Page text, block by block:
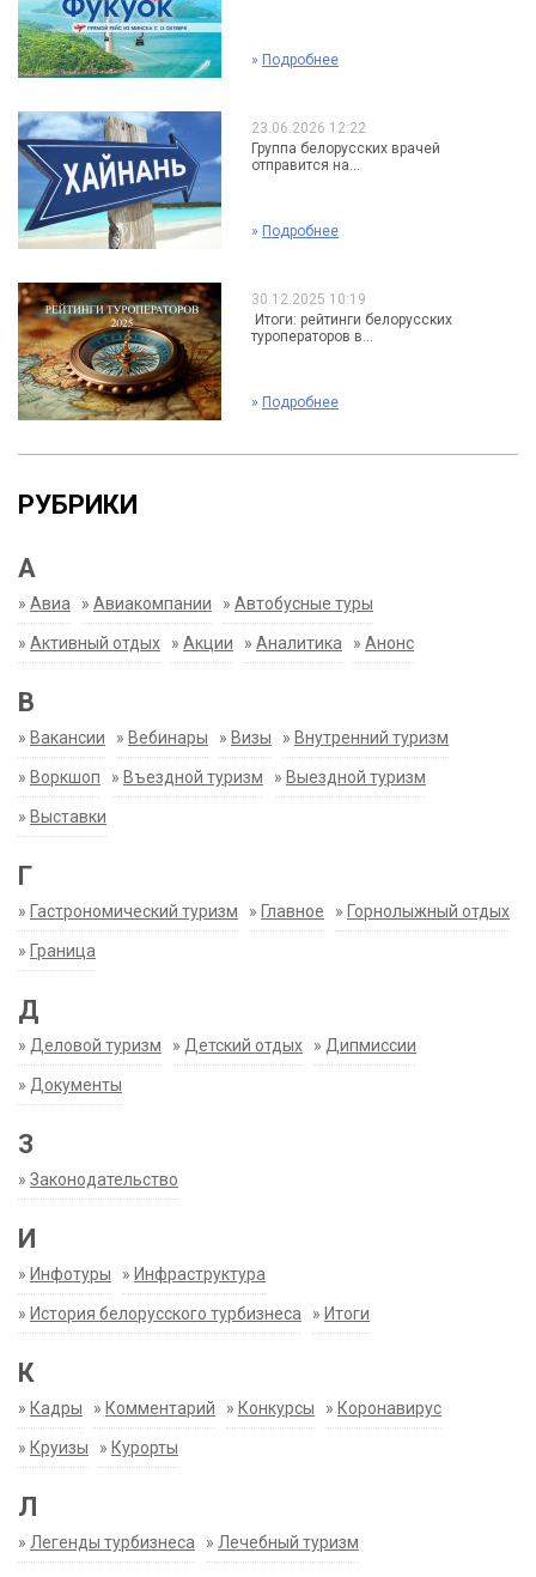
» Подробнее
23.06.2026 12:22
Группа белорусских врачей
отправится на...
» Подробнее
30.12.2025 10:19
Итоги: рейтинги белорусских
туроператоров в...
» Подробнее
РУБРИКИ
А
» Авиа » Авиакомпании » Автобусные туры
» Активный отдых » Акции » Аналитика » Анонс
В
» Вакансии » Вебинары » Визы » Внутренний туризм
» Воркшоп » Въездной туризм » Выездной туризм
» Выставки
Г
» Гастрономический туризм » Главное » Горнолыжный отдых
» Граница
Д
» Деловой туризм » Детский отдых » Дипмиссии
» Документы
З
» Законодательство
И
» Инфотуры » Инфраструктура
» История белорусского турбизнеса » Итоги
К
» Кадры » Комментарий » Конкурсы » Коронавирус
» Круизы » Курорты
Л
» Легенды турбизнеса » Лечебный туризм